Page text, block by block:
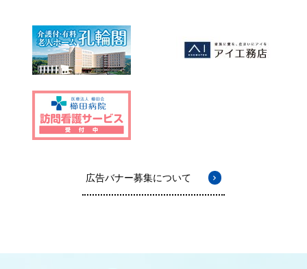
広告バナー募集について